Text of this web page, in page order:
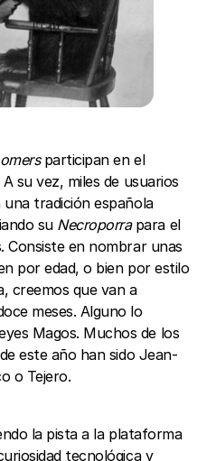
participan en el
su vez, miles de usuarios
tradición española
su Necroporra para el
Consiste en nombrar unas
por edad, o bien por estilo
creemos que van a
meses. Alguno lo
Magos. Muchos de los
este año han sido Jean-
o Tejero.
la pista a la plataforma
tecnológica y